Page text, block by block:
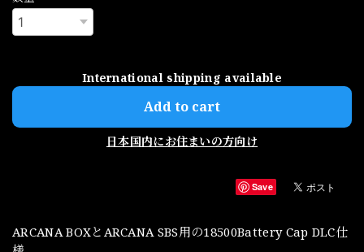
International shipping available
Add to cart
日本国内にお住まいの方向け
Save
ARCANA BOXとARCANA SBS用の18500Battery Cap DLC仕